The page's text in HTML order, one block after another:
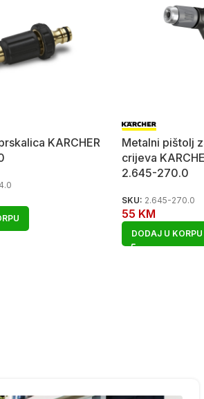
KARCHER
Metalni pištolj
crijeva
2.645-270.0
SKU: 2.645-270.0
55 KM
DODAJ U KORPU